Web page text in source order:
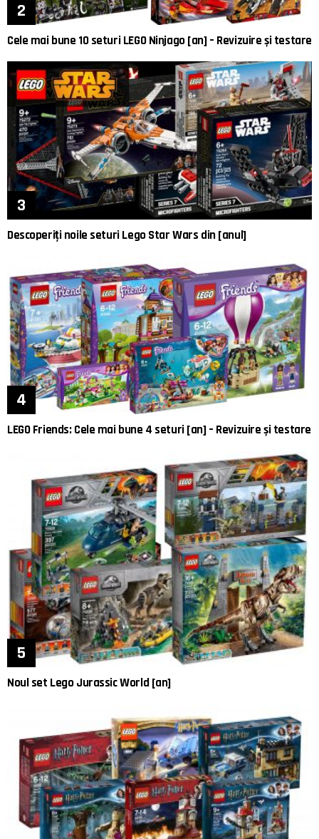
Cele mai bune 10 seturi LEGO Ninjago [an] – Revizuire și testare
Descoperiți noile seturi Lego Star Wars din [anul]
LEGO Friends: Cele mai bune 4 seturi [an] – Revizuire și testare
Noul set Lego Jurassic World [an]